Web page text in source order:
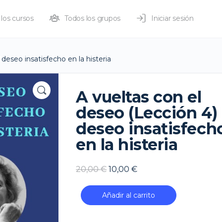
cursos Todos los grupos Iniciar sesión
insatisfecho en la histeria
A vueltas con el
deseo (Lección 4)
deseo
en la histeria
20,00€ El
original
10,00€El
actual
A
vueltas
Añadir al carrito